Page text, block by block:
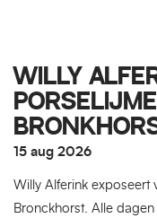
WILLY
15 aug 2026
Willy Alferink exposeert
Bronckhorst. Alle